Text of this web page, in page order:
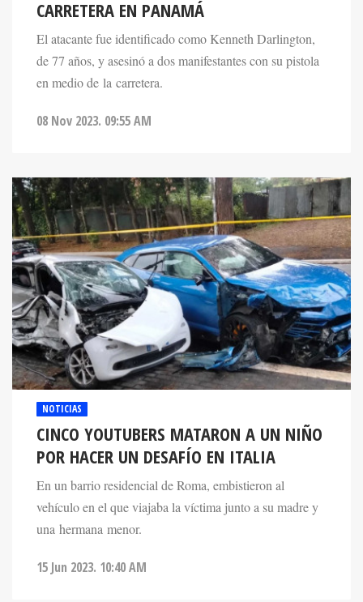
CARRETERA EN PANAMÁ
El atacante fue identificado como Kenneth Darlington,
de 77 años, y asesinó a dos manifestantes con su pistola
en medio de la carretera.
08 Nov 2023. 09:55 AM
NOTICIAS
CINCO YOUTUBERS MATARON A UN NIÑO
POR HACER UN DESAFÍO EN ITALIA
En un barrio residencial de Roma, embistieron al
vehículo en el que viajaba la víctima junto a su madre y
una hermana menor.
15 Jun 2023. 10:40 AM